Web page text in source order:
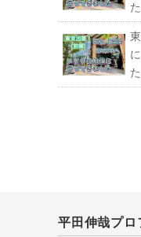
平田伸哉プロ